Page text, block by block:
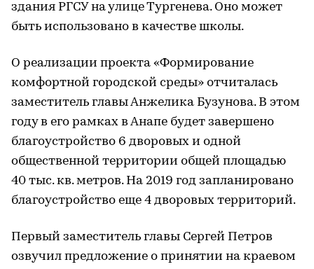
здания РГСУ на улице Тургенева. Оно может
быть использовано в качестве школы.
О реализации проекта «Формирование
комфортной городской среды» отчиталась
заместитель главы Анжелика Бузунова. В этом
году в его рамках в Анапе будет завершено
благоустройство 6 дворовых и одной
общественной территории общей площадью
40 тыс. кв. метров. На 2019 год запланировано
благоустройство еще 4 дворовых территорий.
Первый заместитель главы Сергей Петров
озвучил предложение о принятии на краевом